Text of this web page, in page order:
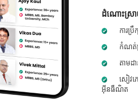
ដំណោះស្រា
ការប្រឹ
កំណត់ត្
តាមដ
សៀវភ
អ៊ីនធឺណិត